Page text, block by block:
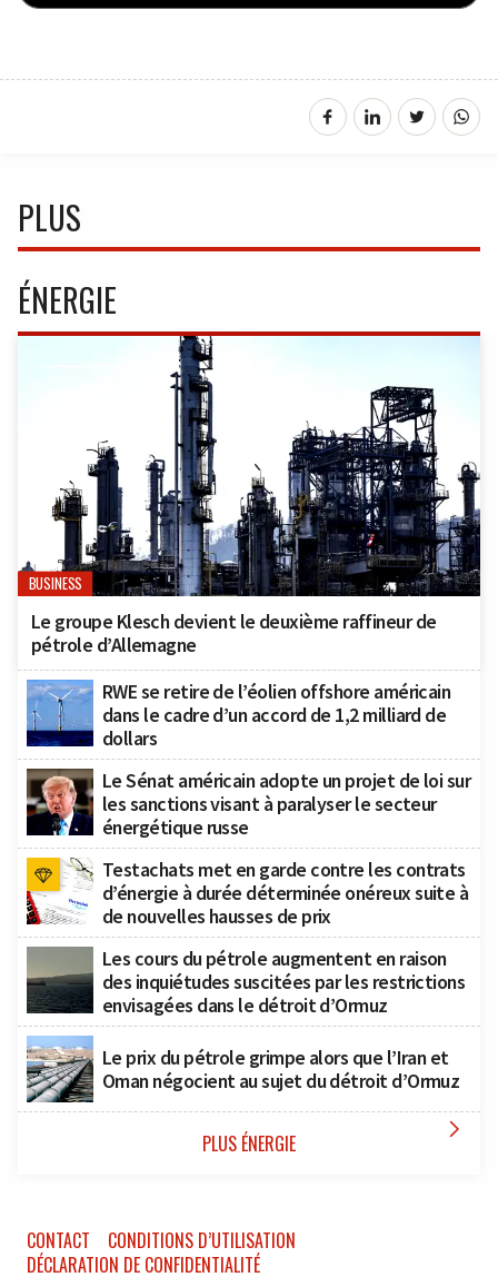
PLUS
ÉNERGIE
BUSINESS
Le groupe Klesch devient le deuxième raffineur de
pétrole d’Allemagne
RWE se retire de l’éolien offshore américain
dans le cadre d’un accord de 1,2 milliard de
dollars
Le Sénat américain adopte un projet de loi sur
les sanctions visant à paralyser le secteur
énergétique russe
Testachats met en garde contre les contrats
d’énergie à durée déterminée onéreux suite à
de nouvelles hausses de prix
Les cours du pétrole augmentent en raison
des inquiétudes suscitées par les restrictions
envisagées dans le détroit d’Ormuz
Le prix du pétrole grimpe alors que l’Iran et
Oman négocient au sujet du détroit d’Ormuz
PLUS ÉNERGIE 
CONTACT
CONDITIONS D’UTILISATION
DÉCLARATION DE CONFIDENTIALITÉ